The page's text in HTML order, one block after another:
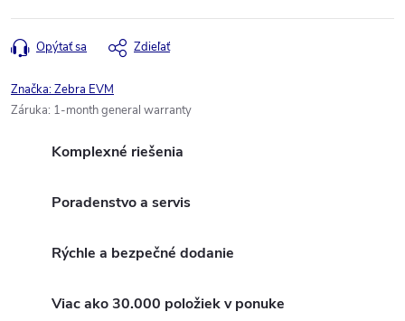
Opýtať sa Zdieľať
Značka:Zebra EVM
Záruka: 1-month general warranty
Komplexné riešenia
Poradenstvo a servis
Rýchle a bezpečné dodanie
Viac ako 30.000 položiek v ponuke